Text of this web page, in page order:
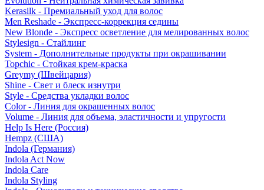
Kerasilk - Премиальный уход для волос
Men Reshade - Экспресс-коррекция седины
New Blonde - Экспресс осветление для мелированных волос
Stylesign - Стайлинг
System - Дополнительные продукты при окрашивании
Topchic - Стойкая крем-краска
Greymy (Швейцария)
Shine - Свет и блеск изнутри
Style - Средства укладки волос
Color - Линия для окрашенных волос
Volume - Линия для объема, эластичности и упругости
Help Is Here (Россия)
Hempz (США)
Indola (Германия)
Indola Act Now
Indola Care
Indola Styling